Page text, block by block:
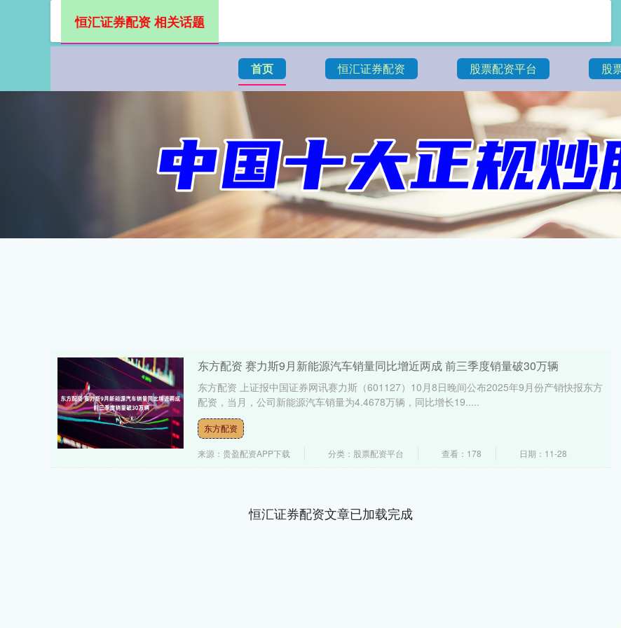
首页 恒汇证券配资 股票配资平台 股
恒汇证券配资 相关话题
东方配资 赛力斯9月新能源汽车销量同比增近两成 前三季度销量破30万辆
东方配资 上证报中国证券网讯赛力斯（601127）10月8日晚间公布2025年9月份产销快报东方
配资，当月，公司新能源汽车销量为4.4678万辆，同比增长19.....
东方配资
来源：贵盈配资APP下载 分类：股票配资平台 查看：178 日期：11-28
恒汇证券配资文章已加载完成